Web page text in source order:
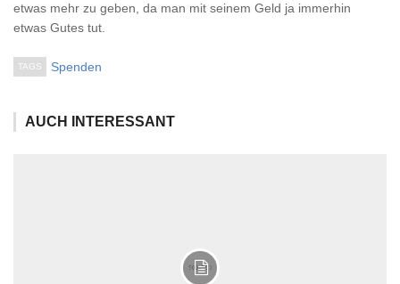
etwas mehr zu geben, da man mit seinem Geld ja immerhin
etwas Gutes tut.
TAGS Spenden
AUCH INTERESSANT